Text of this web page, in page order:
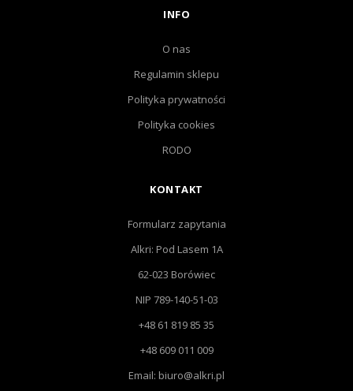
INFO
O nas
Regulamin sklepu
Polityka prywatności
Polityka cookies
RODO
KONTAKT
Formularz zapytania
Alkri: Pod Lasem 1A
62-023 Borówiec
NIP 789-140-51-03
+48 61 819 85 35
+48 609 011 009
Email: biuro@alkri.pl